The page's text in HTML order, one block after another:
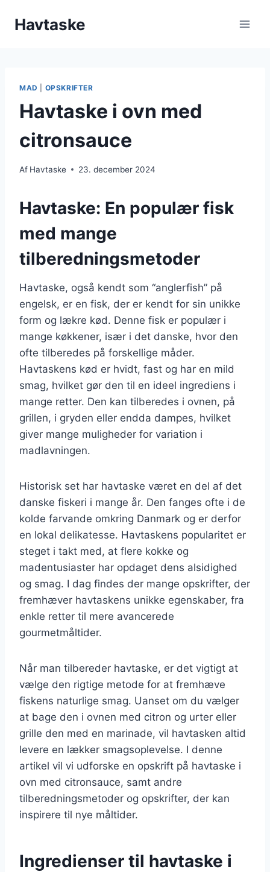
Havtaske
MAD OPSKRIFTER
Havtaske i ovn med
citronsauce
Af Havtaske 23. december 2024
Havtaske: En populær fisk
med mange
tilberedningsmetoder
Havtaske, også kendt som “anglerfish” på
engelsk, er en fisk, der er kendt for sin unikke
form og lækre kød. Denne fisk er populær i
mange køkkener, især i det danske, hvor den
ofte tilberedes på forskellige måder.
Havtaskens kød er hvidt, fast og har en mild
smag, hvilket gør den til en ideel ingrediens i
mange retter. Den kan tilberedes i ovnen, på
grillen, i gryden eller endda dampes, hvilket
giver mange muligheder for variation i
madlavningen.
Historisk set har havtaske været en del af det
danske fiskeri i mange år. Den fanges ofte i de
kolde farvande omkring Danmark og er derfor
en lokal delikatesse. Havtaskens popularitet er
steget i takt med, at flere kokke og
madentusiaster har opdaget dens alsidighed
og smag. I dag findes der mange opskrifter, der
fremhæver havtaskens unikke egenskaber, fra
enkle retter til mere avancerede
gourmetmåltider.
Når man tilbereder havtaske, er det vigtigt at
vælge den rigtige metode for at fremhæve
fiskens naturlige smag. Uanset om du vælger
at bage den i ovnen med citron og urter eller
grille den med en marinade, vil havtasken altid
levere en lækker smagsoplevelse. I denne
artikel vil vi udforske en opskrift på havtaske i
ovn med citronsauce, samt andre
tilberedningsmetoder og opskrifter, der kan
inspirere til nye måltider.
Ingredienser til havtaske i